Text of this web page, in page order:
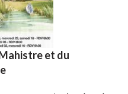
et du